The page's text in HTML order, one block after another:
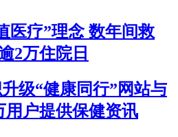
医疗”理念 数年间救
2万住院日
级“健康同行”网站与
用户提供保健资讯